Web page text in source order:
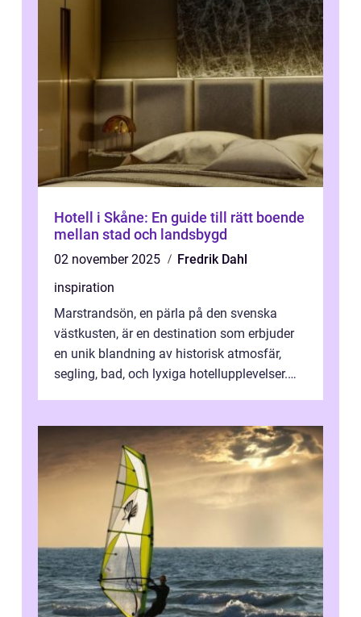
Hotell i Skåne: En guide till rätt boende
mellan stad och landsbygd
02 november 2025
Fredrik Dahl
inspiration
Marstrandsön, en pärla på den svenska
västkusten, är en destination som erbjuder
en unik blandning av historisk atmosfär,
segling, bad, och lyxiga hotellupplevelser.